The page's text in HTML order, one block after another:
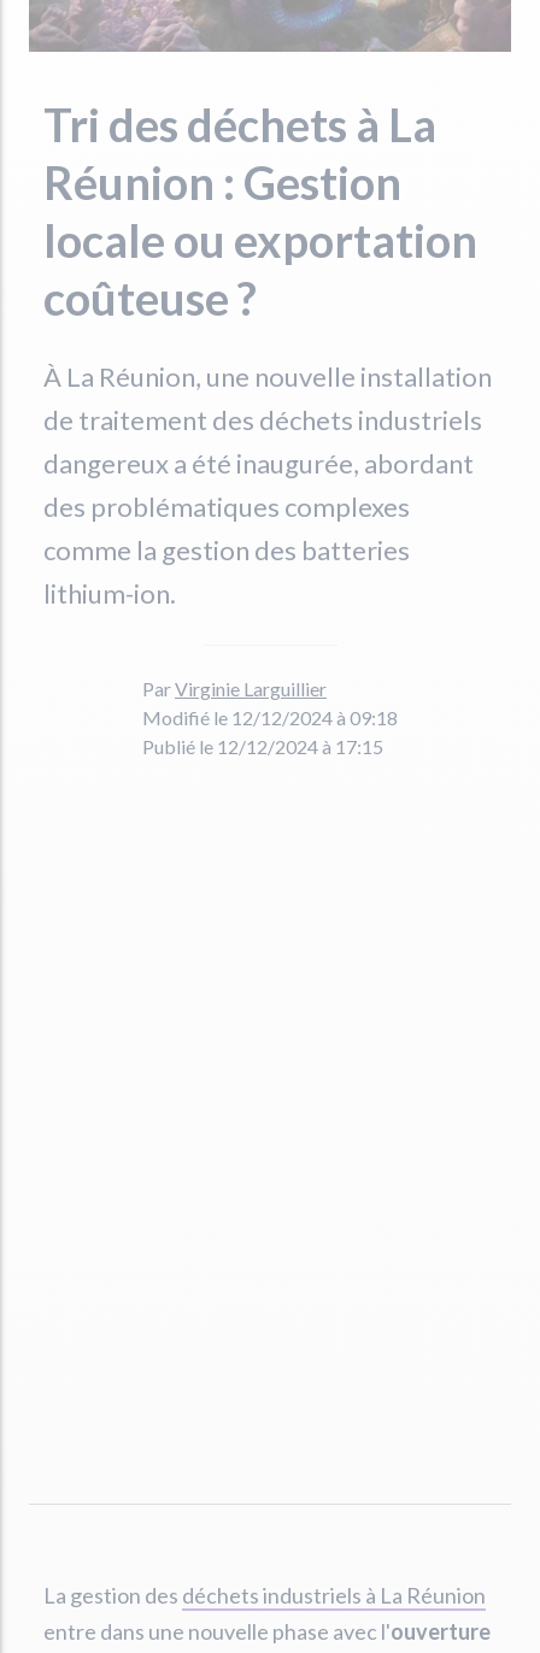
Tri des déchets à La
Réunion : Gestion
locale ou exportation
coûteuse ?
À La Réunion, une nouvelle installation
de traitement des déchets industriels
dangereux a été inaugurée, abordant
des problématiques complexes
comme la gestion des batteries
lithium-ion.
ParVirginie Larguillier
Modifié le 12/12/2024 à 09:18
Publié le 12/12/2024 à 17:15
La gestion des déchets industriels à La Réunion
entre dans une nouvelle phase avec l'ouverture